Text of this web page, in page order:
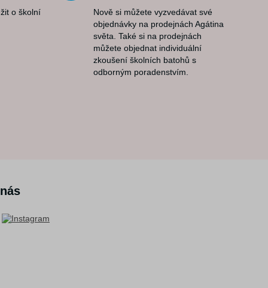
o školní
Nově si můžete vyzvedávat své
objednávky na prodejnách Agátina
světa. Také si na prodejnách
můžete objednat individuální
zkoušení školních batohů s
odborným poradenstvím.